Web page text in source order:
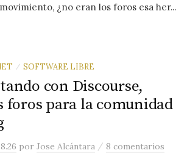
¿no eran los foros esa her...
/ SOFTWARE LIBRE
con Discourse,
foros para la comunidad
porJose Alcántara /8 comentarios